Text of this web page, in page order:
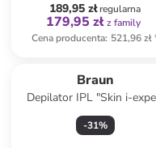
189,95 złregularna
179,95 zł z family
Cena producenta: 521,96 zł
Braun
Depilator IPL "Skin i-
Pro IPL PL7253" w kolorze
beżowo-białym
-31%